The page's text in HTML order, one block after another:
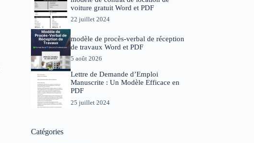
voiture gratuit Word et PDF
22 juillet 2024
modèle de procès-verbal de réception
de travaux Word et PDF
5 août 2026
Lettre de Demande d’Emploi
Manuscrite : Un Modèle Efficace en
PDF
25 juillet 2024
Catégories